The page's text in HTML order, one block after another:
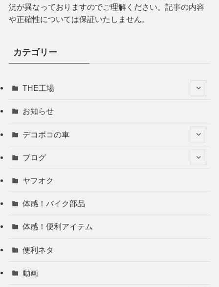
況が異なっておりますのでご理解ください。記事の内容
や正確性については保証いたしません。
カテゴリー
THE工場
お知らせ
デコボコの車
ブログ
ヤフオク
体感！バイク部品
体感！便利アイテム
便利ネタ
動画